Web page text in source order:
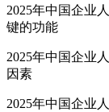
2025年中国企业
键的功能
2025年中国企业
因素
2025年中国企业